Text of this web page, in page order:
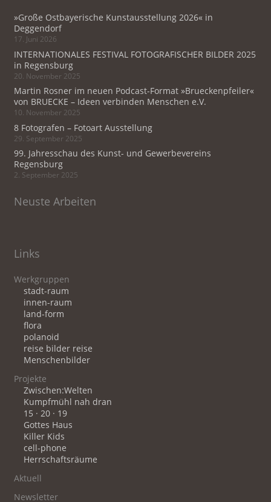
»Große Ostbayerische Kunstausstellung 2026« in
Deggendorf
17. Juni 2026
INTERNATIONALES FESTIVAL FOTOGRAFISCHER BILDER 2025
in Regensburg
20. November 2025
Martin Rosner im neuen Podcast-Format »Brueckenpfeiler«
von BRUECKE – Ideen verbinden Menschen e.V.
10. November 2025
8 Fotografen – Fotoart Ausstellung
29. September 2025
99. Jahresschau des Kunst- und Gewerbevereins
Regensburg
2. September 2025
Neuste Arbeiten
Links
Werkgruppen
stadt-raum
innen-raum
land-form
flora
polanoid
reise bilder reise
Menschenbilder
Projekte
Zwischen:Welten
Kumpfmühl nah dran
15 · 20 · 19
Gottes Haus
Killer Kids
cell-phone
Herrschaftsräume
Aktuell
Newsletter